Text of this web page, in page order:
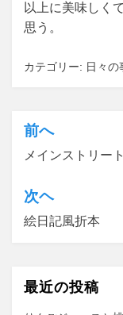
以上に美味しく
思う。
カテゴリー: 日々の
投
稿
ナ
ビ
シ
前へ
メインストリート
次ヘ
絵日記風折本
最近の投稿